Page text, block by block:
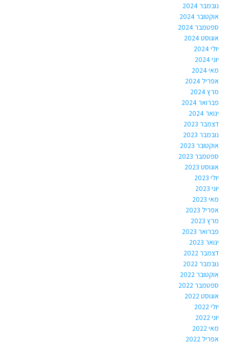
נובמבר 2024
אוקטובר 2024
ספטמבר 2024
אוגוסט 2024
יולי 2024
יוני 2024
מאי 2024
אפריל 2024
מרץ 2024
פברואר 2024
ינואר 2024
דצמבר 2023
נובמבר 2023
אוקטובר 2023
ספטמבר 2023
אוגוסט 2023
יולי 2023
יוני 2023
מאי 2023
אפריל 2023
מרץ 2023
פברואר 2023
ינואר 2023
דצמבר 2022
נובמבר 2022
אוקטובר 2022
ספטמבר 2022
אוגוסט 2022
יולי 2022
יוני 2022
מאי 2022
אפריל 2022